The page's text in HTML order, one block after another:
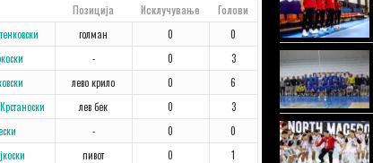
Позиција Исклучување
Голови
голман 0
0
- 0
3
лево крило 0
6
лев бек 0
3
- 0
0
пивот 0
1